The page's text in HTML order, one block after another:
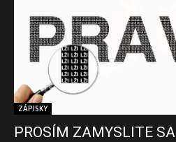
ZÁPISKY
PROSÍM ZAMYSLITE SA